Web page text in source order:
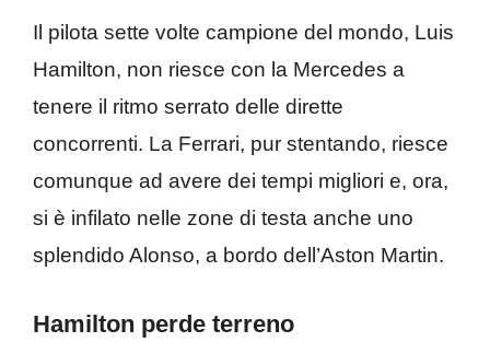
Il pilota sette volte campione del mondo, Luis
Hamilton, non riesce con la Mercedes a
tenere il ritmo serrato delle dirette
concorrenti. La Ferrari, pur stentando, riesce
comunque ad avere dei tempi migliori e, ora,
si è infilato nelle zone di testa anche uno
splendido Alonso, a bordo dell’Aston Martin.
Hamilton perde terreno